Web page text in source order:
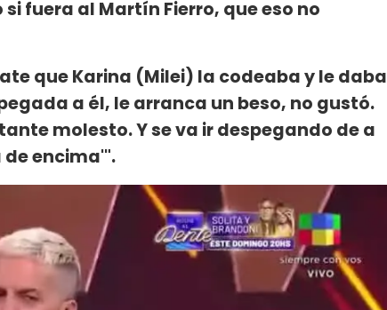
fuera al Martín Fierro, que eso no
que Karina (Milei) la codeaba y le daba
a él, le arranca un beso, no gustó.
molesto. Y se va ir despegando de a
encima'".